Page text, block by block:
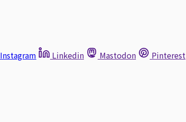
Instagram Linkedin Mastodon Pinterest